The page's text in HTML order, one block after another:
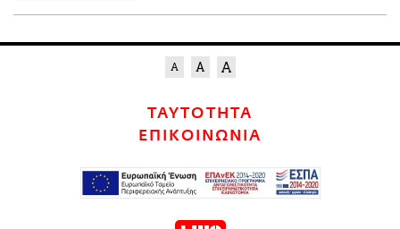
ΤΑΥΤΟΤΗΤΑ
ΕΠΙΚΟΙΝΩΝΙΑ